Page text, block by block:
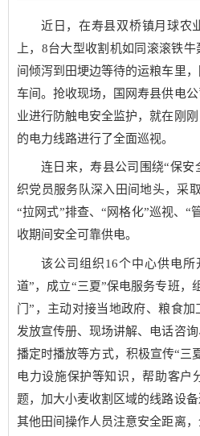
近日，在寿县双桥镇月球农
上，8台大型收割机如同滚滚铁
间倾泻到田埂边等待的运粮车里
车间。抢收现场，国网寿县供电
业进行防触电安全监护，就在刚
的电力线路进行了全面巡视。
连日来，寿县公司围绕“保安
织党员服务队深入田间地头，采
“拉网式”排查、“网格化”巡视、“
收期间安全可靠供电。
该公司组织16个中心供电
道”，成立“三夏”保电服务专班，
门”，主动对接当地政府、粮食
发放宣传册、现场讲解、电话咨
播定时播放等方式，积极宣传“三
电力设施保护等知识，帮助客户
题，加大小麦收割区域的线路设
其他田间操作人员注意安全距离